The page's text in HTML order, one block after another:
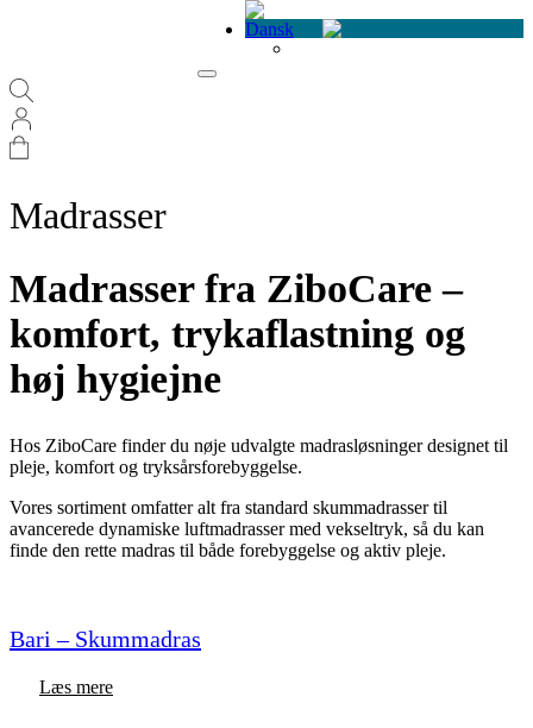
Madrasser
Madrasser fra ZiboCare –
komfort, trykaflastning og
høj hygiejne
Hos ZiboCare finder du nøje udvalgte madrasløsninger designet til
pleje, komfort og tryksårsforebyggelse.
Vores sortiment omfatter alt fra standard skummadrasser til
avancerede dynamiske luftmadrasser med vekseltryk, så du kan
finde den rette madras til både forebyggelse og aktiv pleje.
Bari – Skummadras
Læs mere